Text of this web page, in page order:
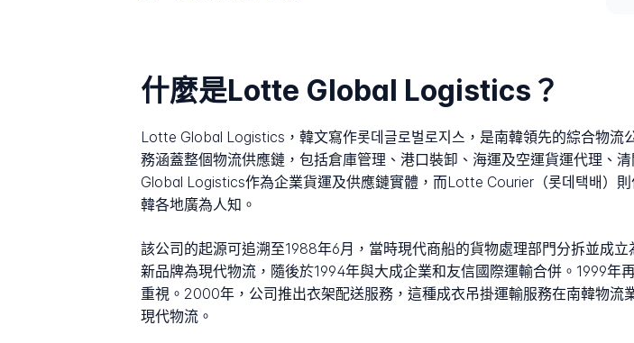
什麼是Lotte Global Logistics？
Lotte Global Logistics，韓文寫作롯데글로벌로지스，是南韓領先的綜合物
務涵蓋整個物流供應鏈，包括倉庫管理、港口裝卸、海運及空運貨運代理、
Global Logistics作為企業貨運及供應鏈實體，而Lotte Courier（롯데택배）
韓各地廣為人知。
該公司的起源可追溯至1988年6月，當時現代商船的貨物處理部門分拆並成
新品牌為現代物流，隨後於1994年與大成企業和友信國際運輸合併。1999
重視。2000年，公司推出衣架配送服務，這種成衣吊掛運輸服務在南韓物
現代物流。